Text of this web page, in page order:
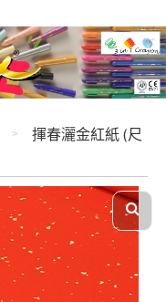
揮春灑金紅紙 (尺